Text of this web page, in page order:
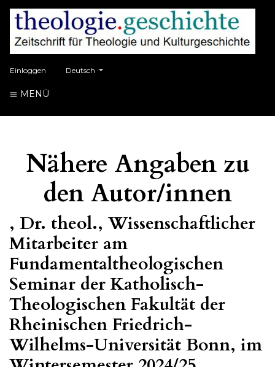
Einloggen ##plugins.themes.healthSciences.language.toggle##
Deutsch
MENÜ
Nähere Angaben zu
den Autor/innen
, Dr. theol., Wissenschaftlicher
Mitarbeiter am
Fundamentaltheologischen
Seminar der Katholisch-
Theologischen Fakultät der
Rheinischen Friedrich-
Wilhelms-Universität Bonn, im